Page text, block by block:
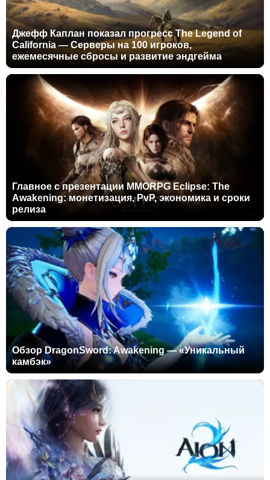
Джефф Каплан показал прогресс The Legend of
California — Серверы на 100 игроков,
ежемесячные сбросы и развитие эндгейма
Главное с презентации MMORPG Eclipse: The
Awakening: монетизация, PvP, экономика и сроки
релиза
Обзор DragonSword: Awakening — «Уникальный
камбэк»